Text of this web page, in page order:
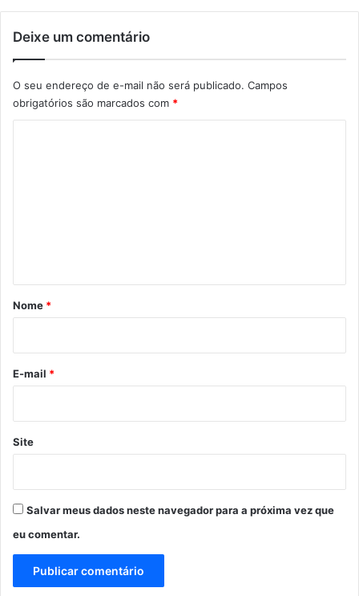
Deixe um comentário
O seu endereço de e-mail não será publicado. Campos
obrigatórios são marcados com *
r
*
Nome *
E-mail *
Site
Salvar meus dados neste navegador para a próxima vez que
eu comentar.